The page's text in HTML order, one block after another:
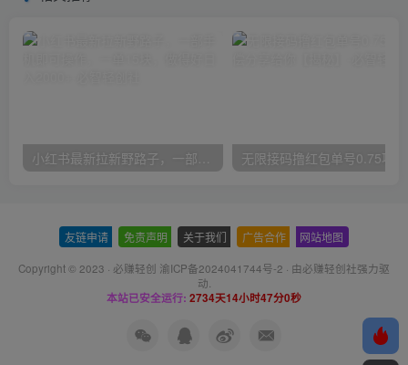
小红书最新拉新野路子，一部手机即可操作，一单15块，做得好日入2000+
友链申请 免责声明 关于我们 广告合作 网站地图
Copyright © 2023 · 必赚轻创 渝ICP备2024041744号-2 · 由必赚轻创社强力驱
动.
本站已安全运行: 2734天14小时47分1秒